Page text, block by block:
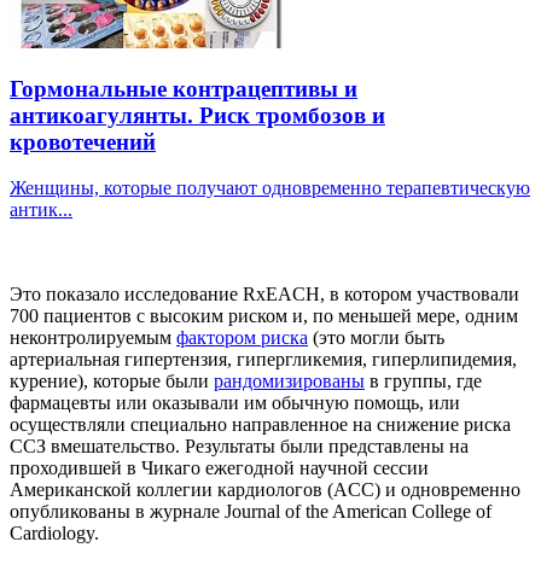
Гормональные контрацептивы и
антикоагулянты. Риск тромбозов и
кровотечений
Женщины, которые получают одновременно терапевтическую
антик...
Это показало исследование RxEACH, в котором участвовали
700 пациентов с высоким риском и, по меньшей мере, одним
неконтролируемым фактором риска (это могли быть
артериальная гипертензия, гипергликемия, гиперлипидемия,
курение), которые были рандомизированы в группы, где
фармацевты или оказывали им обычную помощь, или
осуществляли специально направленное на снижение риска
ССЗ вмешательство. Результаты были представлены на
проходившей в Чикаго ежегодной научной сессии
Американской коллегии кардиологов (ACC) и одновременно
опубликованы в журнале Journal of the American College of
Cardiology.